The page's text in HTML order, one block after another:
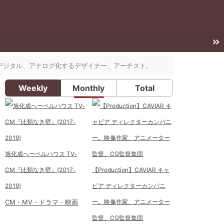
タル、アナログ化するデザイナー、アーチスト。
Weekly Monthly Total
旭化成へーベルハウス TV-
CM『比類なき壁』(2017-
2019)
CM・MV・ドラマ・映画
【Production】CAVIAR キャ
ビア ディレクターカンパニ
ー。映像作家、アニメーター
監督、CG監督集団